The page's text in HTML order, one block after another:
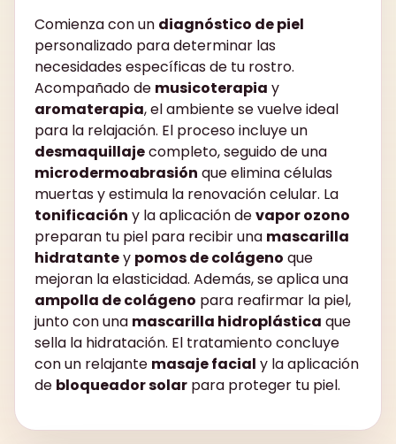
Comienza con un diagnóstico de piel
personalizado para determinar las
necesidades específicas de tu rostro.
Acompañado de musicoterapia y
aromaterapia, el ambiente se vuelve ideal
para la relajación. El proceso incluye un
desmaquillajecompleto, seguido de una
microdermoabrasión que elimina células
muertas y estimula la renovación celular. La
tonificación y la aplicación devapor ozono
preparan tu piel para recibir una mascarilla
hidratantey pomos de colágeno que
mejoran la elasticidad. Además, se aplica una
ampolla de colágeno para reafirmar la piel,
junto con una mascarilla hidroplástica que
sella la hidratación. El tratamiento concluye
con un relajante masaje facial y la aplicación
de bloqueador solar para proteger tu piel.